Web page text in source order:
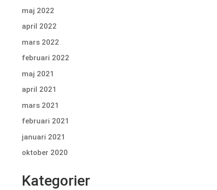
maj 2022
april 2022
mars 2022
februari 2022
maj 2021
april 2021
mars 2021
februari 2021
januari 2021
oktober 2020
Kategorier